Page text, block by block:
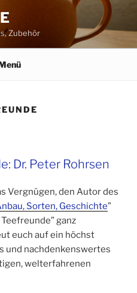
Zubehör
Dr. Peter Rohrsen
Vergnügen, den Autor des
Sorten, Geschichte”
ganz
euch auf ein höchst
und nachdenkenswertes
welterfahrenen